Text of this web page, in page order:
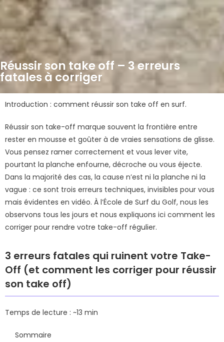
Réussir son take off – 3 erreurs
fatales à corriger
Introduction : comment réussir son take off en surf.
Réussir son take-off marque souvent la frontière entre
rester en mousse et goûter à de vraies sensations de glisse.
Vous pensez ramer correctement et vous lever vite,
pourtant la planche enfourne, décroche ou vous éjecte.
Dans la majorité des cas, la cause n’est ni la planche ni la
vague : ce sont trois erreurs techniques, invisibles pour vous
mais évidentes en vidéo. À l’École de Surf du Golf, nous les
observons tous les jours et nous expliquons ici comment les
corriger pour rendre votre take-off régulier.
3 erreurs fatales qui ruinent votre Take-
Off (et comment les corriger pour réussir
son take off)
Temps de lecture : ~13 min
Sommaire